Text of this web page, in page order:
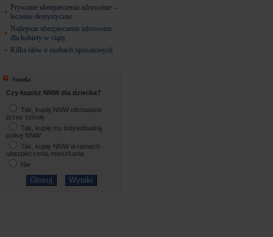
Prywatne ubezpieczenia zdrowotne –
leczenie dentystyczne
Najlepsze ubezpieczenie zdrowotne
dla kobiety w ciąży
Kilka słów o osobach uposażonych
Sonda
Czy kupisz NNW dla dziecka?
Tak, kupię NNW oferowane
przez szkołę
Tak, kupię mu indywidualną
polisę NNW
Tak, kupię NNW w ramach
ubezpieczenia mieszkania
Nie